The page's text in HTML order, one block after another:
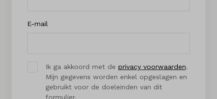
E-mail
Ik ga akkoord met de privacy voorwaarden.
Mijn gegevens worden enkel opgeslagen en
gebruikt voor de doeleinden van dit
formulier.